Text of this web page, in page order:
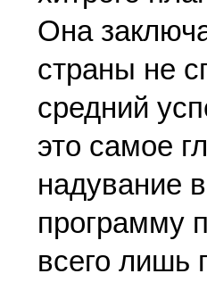
Она
страны не
средний
это самое
надувание
программу
всего лишь